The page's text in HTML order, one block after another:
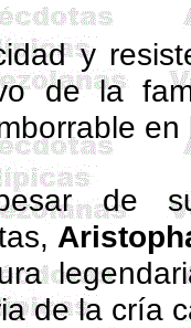
y
de la
de
de la cría